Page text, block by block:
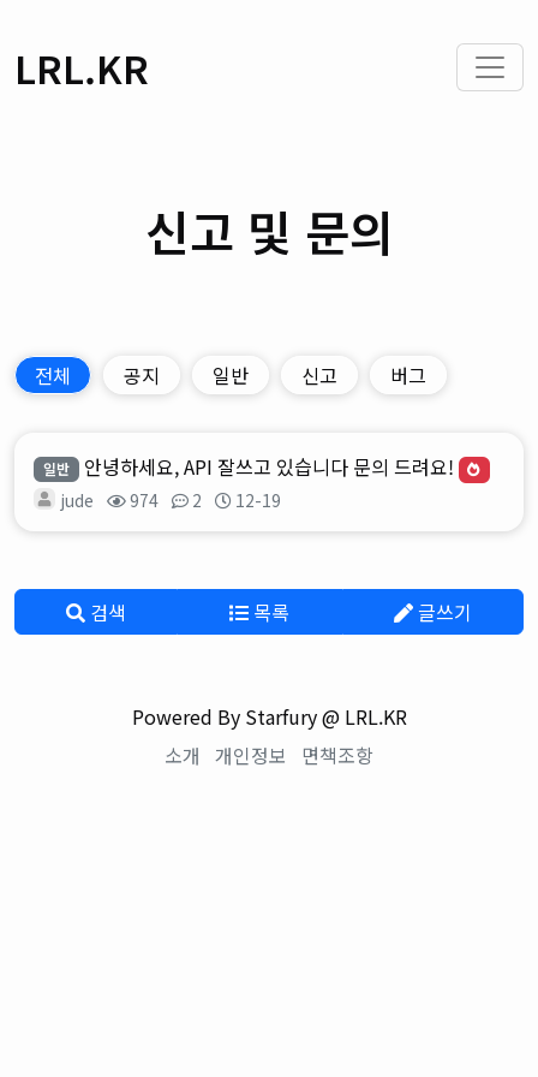
LRL.KR
신고 및 문의
전체 공지 일반 신고 버그
일반 안녕하세요, API 잘쓰고 있습니다 문의 드려요!
jude 974 2 12-19
검색 목록 글쓰기
Powered By Starfury @ LRL.KR
소개 개인정보 면책조항